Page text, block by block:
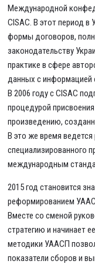
Международной
CISAC. В этот период
формы договоров,
законодательству
практике в сфере
данных с информацией
В 2006 году с CISAC
процедурой
произведению,
В это же время
специализированного
международным
2015 год становится
реформированием
Вместе со сменой
стратегию и начинает
методики УААСП
показатели сборов и